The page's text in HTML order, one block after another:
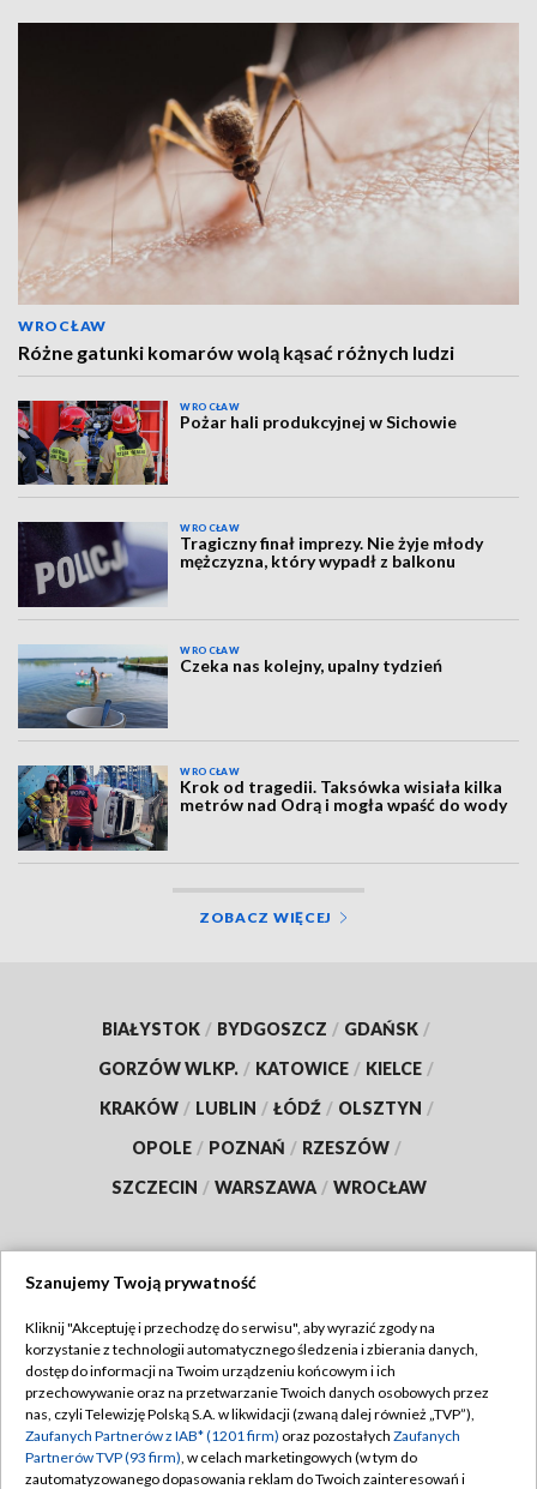
WROCŁAW
Różne gatunki komarów wolą kąsać różnych ludzi
WROCŁAW
Pożar hali produkcyjnej w Sichowie
WROCŁAW
Tragiczny finał imprezy. Nie żyje młody
mężczyzna, który wypadł z balkonu
WROCŁAW
Czeka nas kolejny, upalny tydzień
WROCŁAW
Krok od tragedii. Taksówka wisiała kilka
metrów nad Odrą i mogła wpaść do wody
ZOBACZ WIĘCEJ
BIAŁYSTOK / BYDGOSZCZ / GDAŃSK /
GORZÓW WLKP. / KATOWICE / KIELCE /
KRAKÓW / LUBLIN / ŁÓDŹ / OLSZTYN /
OPOLE / POZNAŃ / RZESZÓW /
SZCZECIN / WARSZAWA / WROCŁAW
TVP
Abonament TVP
Emisja w TVP
Centrum informacji TVP
Regulamin TVP
Polityka prywatności
Moje zgody
Szanujemy Twoją prywatność
Kliknij "Akceptuję i przechodzę do serwisu", aby wyrazić zgody na
korzystanie z technologii automatycznego śledzenia i zbierania danych,
dostęp do informacji na Twoim urządzeniu końcowym i ich
przechowywanie oraz na przetwarzanie Twoich danych osobowych przez
nas, czyli Telewizję Polską S.A. w likwidacji (zwaną dalej również „TVP”),
Zaufanych Partnerów z IAB* (1201 firm) oraz pozostałych Zaufanych
Partnerów TVP (93 firm), w celach marketingowych (w tym do
zautomatyzowanego dopasowania reklam do Twoich zainteresowań i